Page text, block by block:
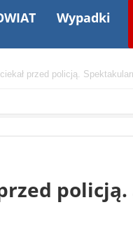
Wypadki
przed policją.